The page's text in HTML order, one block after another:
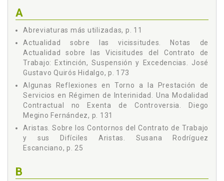
VEINTICINCO AÑOS DESPUÉS, Henar Álvarez Cuesta, p. 257
AUTÓNOMOS EN EL PROCESO DE INTEGRACIÓN Y
HOMOGENEIZACIÓN RECOMENDADO POR EL PACTO DE
TOLEDO, Beatriz Agra Viforcos, p. 285
Capítulo IX - MEJORAS VOLUNTARIAS DE LA SEGURIDAD
SOCIAL: APLICACIÓN AL MOMENTO PRESENTE DE LAS
LECCIONES DEL PROFESOR BARREIRO GONZÁLEZ AL
REVISITAR SU OBRA, Roberto Fernández Fernández, p. 327
Capítulo X - EL PROCESO LABORAL (AYER, HOY Y SIEMPRE),
Rodrigo Tascón López, p. 359
Capítulo XI - LOS PROCEDIMIENTOS DE SOLUCIÓN DE
CONFLICTOS: REAL DECRETO-LEY 5/1979, DE 26 DE ENERO.
TREINTA AÑOS DE APLICACIÓN, Natalia Ordóñez Pascua, p.
403
A
Abreviaturas más utilizadas, p. 11
Actualidad sobre las vicissitudes. Notas de
Actualidad sobre las Vicisitudes del Contrato de
Trabajo: Extinción, Suspensión y Excedencias. José
Gustavo Quirós Hidalgo, p. 173
Algunas Reflexiones en Torno a la Prestación de
Servicios en Régimen de Interinidad. Una Modalidad
Contractual no Exenta de Controversia. Diego
Megino Fernández, p. 131
Aristas. Sobre los Contornos del Contrato de Trabajo
y sus Difíciles Aristas. Susana Rodríguez
Escanciano, p. 25
B